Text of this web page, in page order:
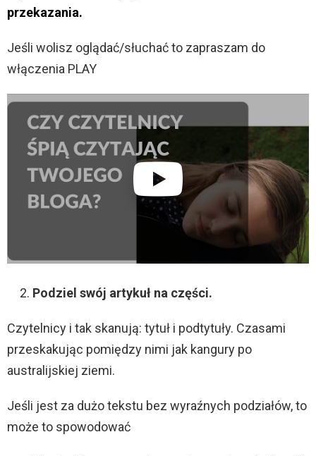
przekazania.
Jeśli wolisz oglądać/słuchać to zapraszam do
włączenia PLAY
Podziel swój artykuł na części.
Czytelnicy i tak skanują: tytuł i podtytuły. Czasami
przeskakując pomiędzy nimi jak kangury po
australijskiej ziemi.
Jeśli jest za dużo tekstu bez wyraźnych podziałów, to
może to spowodować